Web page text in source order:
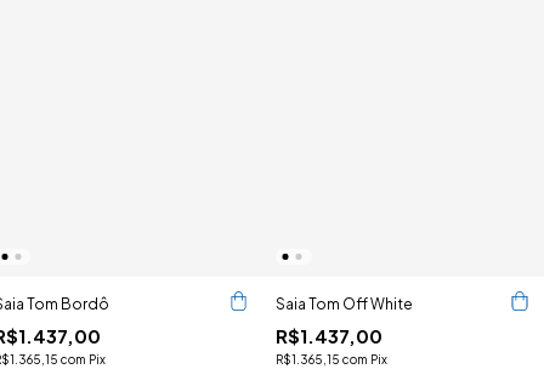
Tom Bordô
com Pix
Saia Tom Off White
R$1.437,00
R$1.365,15 com Pix